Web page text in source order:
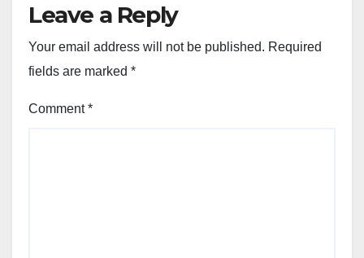
Leave a Reply
Your email address will not be published. Required
fields are marked *
Comment*